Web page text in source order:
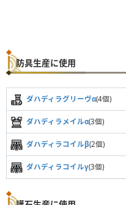
防具生産に使用
ダハディラグリーヴα(4個)
ダハディラメイルα(3個)
ダハディラコイルβ(2個)
ダハディラコイルγ(3個)